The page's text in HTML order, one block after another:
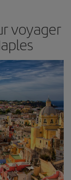
voyager